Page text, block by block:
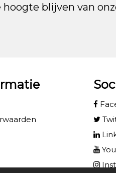
hoogte blijven van